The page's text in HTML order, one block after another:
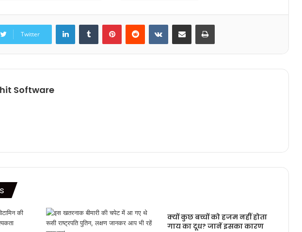
Twitter
LinkedInTumblr PinterestReddit VKontakteShare via Email Print
Software
क्यों कुछ बच्चों को हजम नहीं होता
गाय का दूध? जानें इसका कारण